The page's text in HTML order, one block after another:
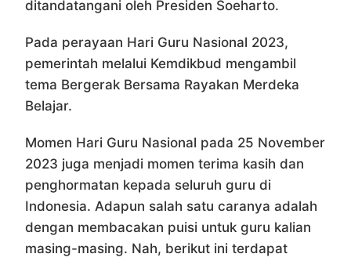
ditandatangani oleh Presiden Soeharto.
Pada perayaan Hari Guru Nasional 2023,
pemerintah melalui Kemdikbud mengambil
tema Bergerak Bersama Rayakan Merdeka
Belajar.
Momen Hari Guru Nasional pada 25 November
2023 juga menjadi momen terima kasih dan
penghormatan kepada seluruh guru di
Indonesia. Adapun salah satu caranya adalah
dengan membacakan puisi untuk guru kalian
masing-masing. Nah, berikut ini terdapat